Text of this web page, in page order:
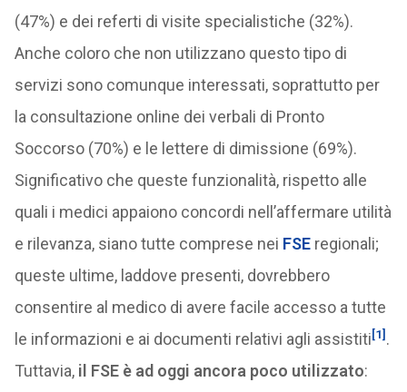
(47%) e dei referti di visite specialistiche (32%).
Anche coloro che non utilizzano questo tipo di
servizi sono comunque interessati, soprattutto per
la consultazione online dei verbali di Pronto
Soccorso (70%) e le lettere di dimissione (69%).
Significativo che queste funzionalità, rispetto alle
quali i medici appaiono concordi nell’affermare utilità
e rilevanza, siano tutte comprese nei FSEregionali;
queste ultime, laddove presenti, dovrebbero
consentire al medico di avere facile accesso a tutte
le informazioni e ai documenti relativi agli assistiti[1] .
Tuttavia, il FSE è ad oggi ancora poco utilizzato: